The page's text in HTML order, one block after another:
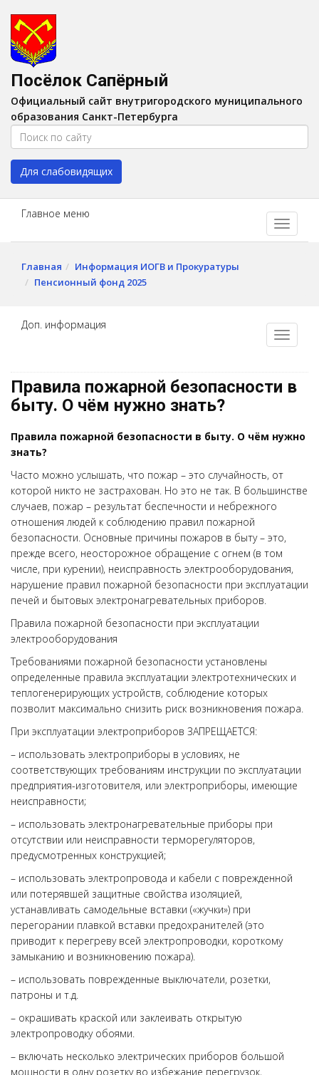
Изображения:
Цвет:A A
Посёлок Сапёрный
Официальный сайт внутригородского муниципального
образования Санкт-Петербурга
Для слабовидящих
Главное меню
Главная
Информация ИОГВ и Прокуратуры
Пенсионный фонд 2025
Доп. информация
Правила пожарной безопасности в
быту. О чём нужно знать?
Правила пожарной безопасности в быту. О чём нужно
знать?
Часто можно услышать, что пожар – это случайность, от
которой никто не застрахован. Но это не так. В большинстве
случаев, пожар – результат беспечности и небрежного
отношения людей к соблюдению правил пожарной
безопасности. Основные причины пожаров в быту – это,
прежде всего, неосторожное обращение с огнем (в том
числе, при курении), неисправность электрооборудования,
нарушение правил пожарной безопасности при эксплуатации
печей и бытовых электронагревательных приборов.
Правила пожарной безопасности при эксплуатации
электрооборудования
Требованиями пожарной безопасности установлены
определенные правила эксплуатации электротехнических и
теплогенерирующих устройств, соблюдение которых
позволит максимально снизить риск возникновения пожара.
При эксплуатации электроприборов ЗАПРЕЩАЕТСЯ:
– использовать электроприборы в условиях, не
соответствующих требованиям инструкции по эксплуатации
предприятия-изготовителя, или электроприборы, имеющие
неисправности;
– использовать электронагревательные приборы при
отсутствии или неисправности терморегуляторов,
предусмотренных конструкцией;
– использовать электропровода и кабели с поврежденной
или потерявшей защитные свойства изоляцией,
устанавливать самодельные вставки («жучки») при
перегорании плавкой вставки предохранителей (это
приводит к перегреву всей электропроводки, короткому
замыканию и возникновению пожара).
– использовать поврежденные выключатели, розетки,
патроны и т.д.
– окрашивать краской или заклеивать открытую
электропроводку обоями.
– включать несколько электрических приборов большой
мощности в одну розетку во избежание перегрузок,